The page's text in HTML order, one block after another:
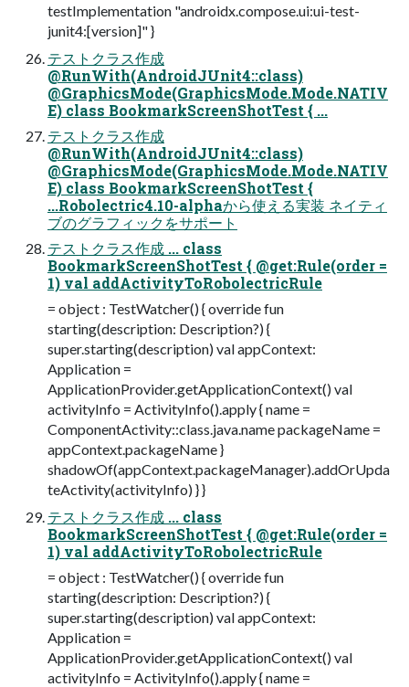
testImplementation "androidx.compose.ui:ui-test-
junit4:[version]" }
テストクラス作成
@RunWith(AndroidJUnit4::class)
@GraphicsMode(GraphicsMode.Mode.NATIV
E) class BookmarkScreenShotTest { ...
テストクラス作成
@RunWith(AndroidJUnit4::class)
@GraphicsMode(GraphicsMode.Mode.NATIV
E) class BookmarkScreenShotTest {
...Robolectric4.10-alphaから使える実装 ネイティ
ブのグラフィックをサポート
テストクラス作成 ... class
BookmarkScreenShotTest { @get:Rule(order =
1) val addActivityToRobolectricRule
= object : TestWatcher() { override fun
starting(description: Description?) {
super.starting(description) val appContext:
Application =
ApplicationProvider.getApplicationContext() val
activityInfo = ActivityInfo().apply { name =
ComponentActivity::class.java.name packageName =
appContext.packageName }
shadowOf(appContext.packageManager).addOrUpda
teActivity(activityInfo) } }
テストクラス作成 ... class
BookmarkScreenShotTest { @get:Rule(order =
1) val addActivityToRobolectricRule
= object : TestWatcher() { override fun
starting(description: Description?) {
super.starting(description) val appContext:
Application =
ApplicationProvider.getApplicationContext() val
activityInfo = ActivityInfo().apply { name =